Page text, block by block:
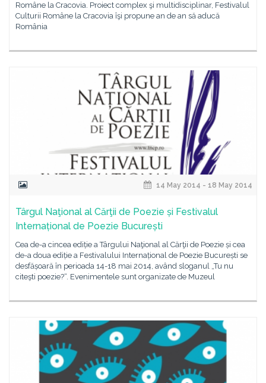
Române la Cracovia. Proiect complex şi multidisciplinar, Festivalul
Culturii Române la Cracovia îşi propune an de an să aducă
România
14 May 2014 - 18 May 2014
Târgul Naţional al Cărţii de Poezie și Festivalul
Internațional de Poezie București
Cea de-a cincea ediție a Târgului Naţional al Cărţii de Poezie și cea
de-a doua ediție a Festivalului Internațional de Poezie București se
desfășoară în perioada 14-18 mai 2014, având sloganul „Tu nu
citeşti poezie?“. Evenimentele sunt organizate de Muzeul